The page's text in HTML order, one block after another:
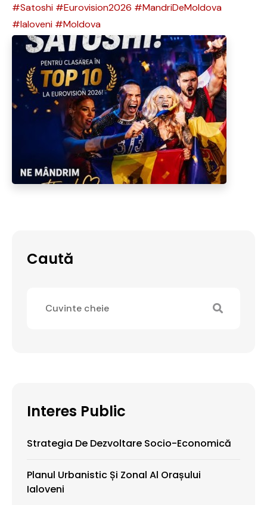
#Satoshi #Eurovision2026 #MandriDeMoldova
#Ialoveni #Moldova
Caută
Interes Public
Strategia De Dezvoltare Socio-Economică
Planul Urbanistic Și Zonal Al Orașului
Ialoveni